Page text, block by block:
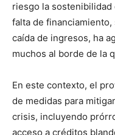
riesgo la
falta de
caída de ingresos, ha
muchos al borde de la
En este contexto, el
de medidas para
crisis, incluyendo
acceso a créditos